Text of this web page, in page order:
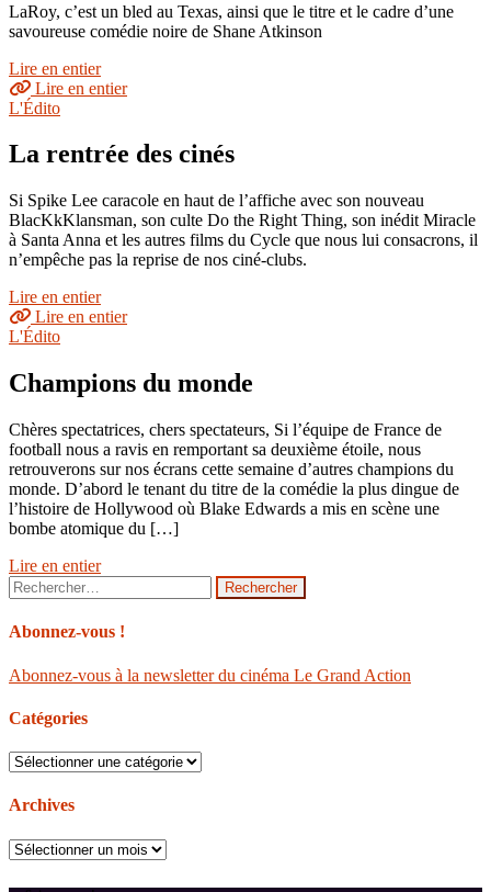
LaRoy, c’est un bled au Texas, ainsi que le titre et le cadre d’une
savoureuse comédie noire de Shane Atkinson
Lire en entier
Lire en entier
L'Édito
La rentrée des cinés
Si Spike Lee caracole en haut de l’affiche avec son nouveau
BlacKkKlansman, son culte Do the Right Thing, son inédit Miracle
à Santa Anna et les autres films du Cycle que nous lui consacrons, il
n’empêche pas la reprise de nos ciné-clubs.
Lire en entier
Lire en entier
L'Édito
Champions du monde
Chères spectatrices, chers spectateurs, Si l’équipe de France de
football nous a ravis en remportant sa deuxième étoile, nous
retrouverons sur nos écrans cette semaine d’autres champions du
monde. D’abord le tenant du titre de la comédie la plus dingue de
l’histoire de Hollywood où Blake Edwards a mis en scène une
bombe atomique du […]
Lire en entier
Rechercher :
Abonnez-vous !
Abonnez-vous à la newsletter du cinéma Le Grand Action
Catégories
Catégories
Archives
Archives